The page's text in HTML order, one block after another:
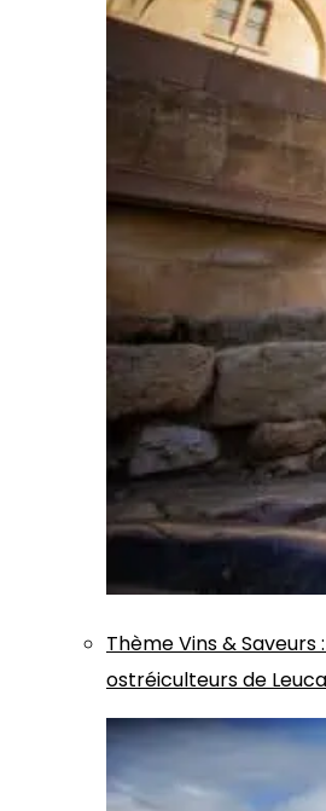
ThèmeVins & Saveurs:
ostréiculteurs de